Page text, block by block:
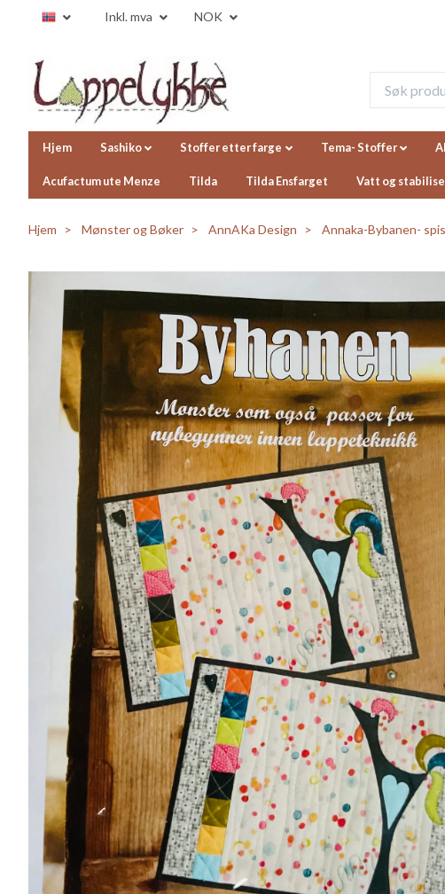
Inkl. mva NOK
Hjem Sashiko Stoffer etter farge Tema- Stoffer
Acufactum ute Menze Tilda Tilda Ensfarget Vatt og
Hjem Mønster og Bøker AnnAKa Design Annaka-Bybanen-